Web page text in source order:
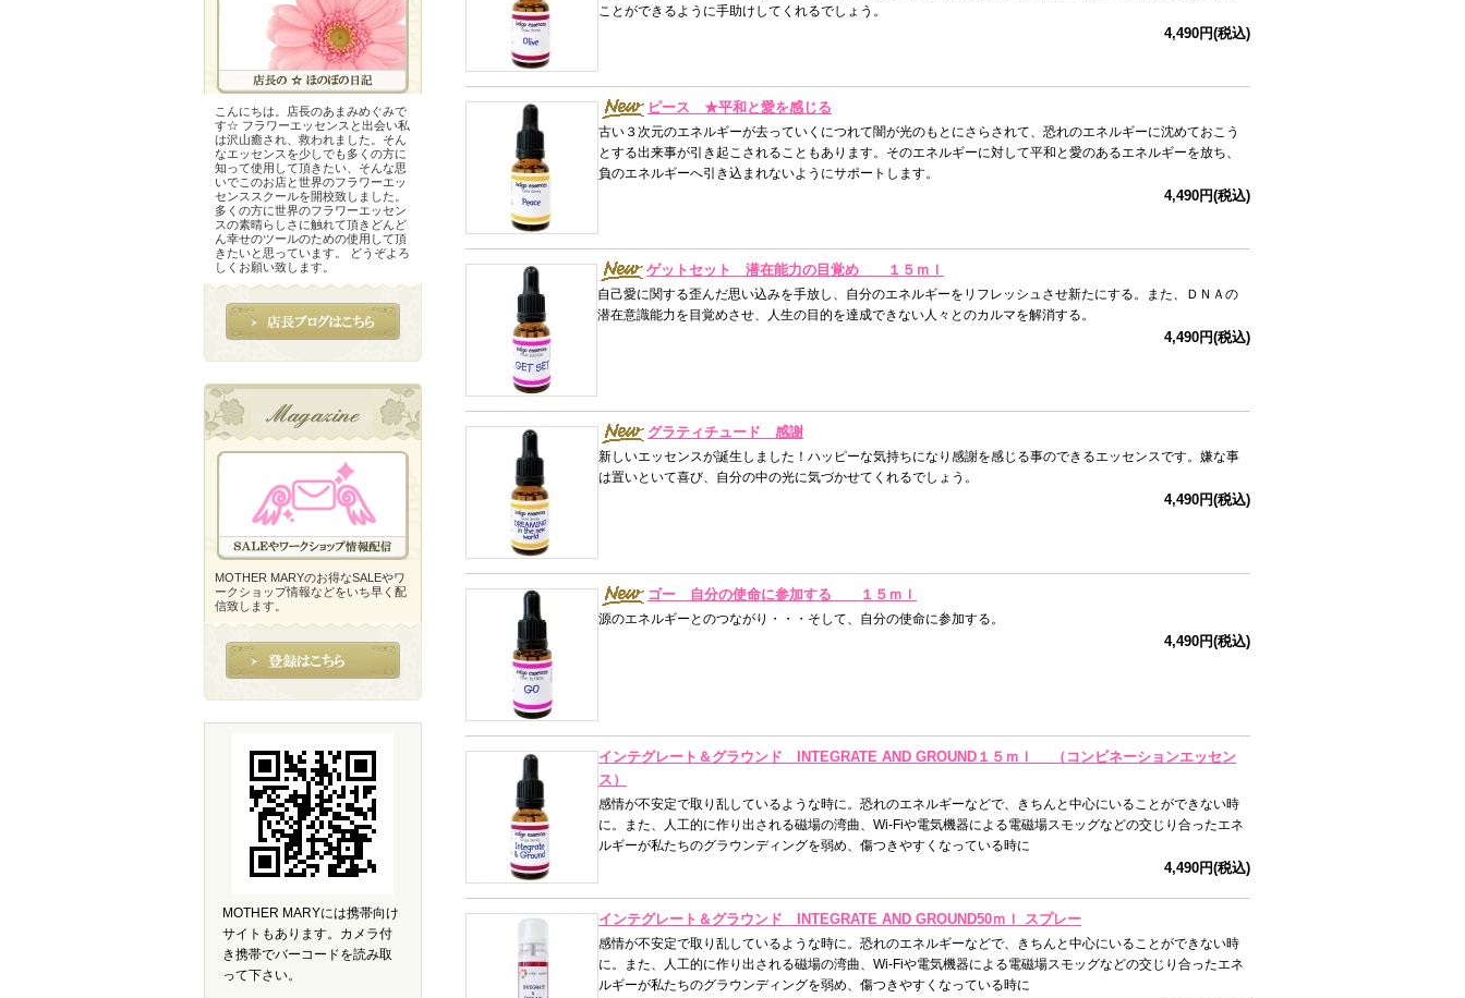
ことができるように手助けしてくれるでしょう。
4,490円(税込)
ピース ★平和と愛を感じる
古い３次元のエネルギーが去っていくにつれて闇が光のもとにさらされて、恐れのエネルギーに沈めておこう
とする出来事が引き起こされることもあります。そのエネルギーに対して平和と愛のあるエネルギーを放ち、
負のエネルギーへ引き込まれないようにサポートします。
4,490円(税込)
ゲットセット 潜在能力の目覚め １５ｍｌ
自己愛に関する歪んだ思い込みを手放し、自分のエネルギーをリフレッシュさせ新たにする。また、ＤＮＡの
潜在意識能力を目覚めさせ、人生の目的を達成できない人々とのカルマを解消する。
4,490円(税込)
グラティチュード 感謝
新しいエッセンスが誕生しました！ハッピーな気持ちになり感謝を感じる事のできるエッセンスです。嫌な事
は置いといて喜び、自分の中の光に気づかせてくれるでしょう。
4,490円(税込)
ゴー 自分の使命に参加する １５ｍｌ
源のエネルギーとのつながり・・・そして、自分の使命に参加する。
4,490円(税込)
インテグレート＆グラウンド INTEGRATE AND GROUND１５ｍｌ （コンビネーションエッセン
ス）
感情が不安定で取り乱しているような時に。恐れのエネルギーなどで、きちんと中心にいることができない時
に。また、人工的に作り出される磁場の湾曲、Wi-Fiや電気機器による電磁場スモッグなどの交じり合ったエネ
ルギーが私たちのグラウンディングを弱め、傷つきやすくなっている時に
4,490円(税込)
インテグレート＆グラウンド INTEGRATE AND GROUND50ｍｌ スプレー
感情が不安定で取り乱しているような時に。恐れのエネルギーなどで、きちんと中心にいることができない時
に。また、人工的に作り出される磁場の湾曲、Wi-Fiや電気機器による電磁場スモッグなどの交じり合ったエネ
ルギーが私たちのグラウンディングを弱め、傷つきやすくなっている時に
こんにちは。店長のあまみめぐみで
す☆ フラワーエッセンスと出会い私
は沢山癒され、救われました。そん
なエッセンスを少しでも多くの方に
知って使用して頂きたい、そんな思
いでこのお店と世界のフラワーエッ
センススクールを開校致しました。
多くの方に世界のフラワーエッセン
スの素晴らしさに触れて頂きどんど
ん幸せのツールのための使用して頂
きたいと思っています。 どうぞよろ
しくお願い致します。
MOTHER MARYのお得なSALEやワ
ークショップ情報などをいち早く配
信致します。
MOTHER MARYには携帯向け
サイトもあります。カメラ付
き携帯でバーコードを読み取
って下さい。